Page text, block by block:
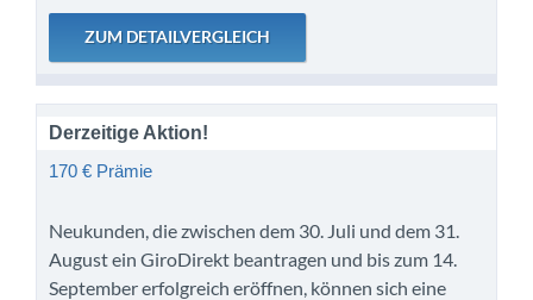
Derzeitige Aktion!
170 € Prämie
Neukunden, die zwischen dem 30. Juli und dem 31.
August ein GiroDirekt beantragen und bis zum 14.
September erfolgreich eröffnen, können sich eine